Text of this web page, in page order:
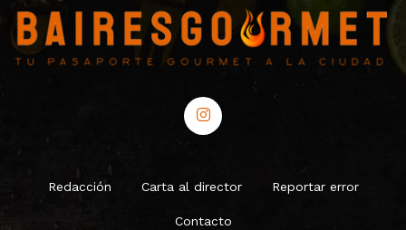
Redacción Carta al director Reportar error
Contacto